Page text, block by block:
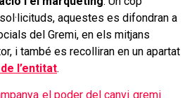
aquestes es difondran a
del Gremi, en els mitjans
i també es recolliran en un apartat
l’entitat.
el poder del canvi gremi